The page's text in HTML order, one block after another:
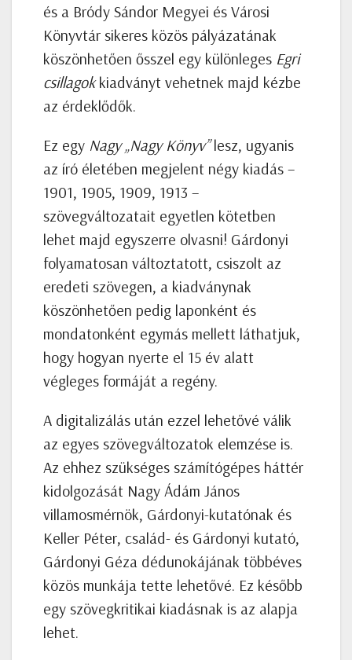
és a Bródy Sándor Megyei és Városi
Könyvtár sikeres közös pályázatának
köszönhetően ősszel egy különleges Egri
csillagokkiadványt vehetnek majd kézbe
az érdeklődők.
Ez egy Nagy „Nagy Könyv”lesz, ugyanis
az író életében megjelent négy kiadás –
1901, 1905, 1909, 1913 –
szövegváltozatait egyetlen kötetben
lehet majd egyszerre olvasni! Gárdonyi
folyamatosan változtatott, csiszolt az
eredeti szövegen, a kiadványnak
köszönhetően pedig laponként és
mondatonként egymás mellett láthatjuk,
hogy hogyan nyerte el 15 év alatt
végleges formáját a regény.
A digitalizálás után ezzel lehetővé válik
az egyes szövegváltozatok elemzése is.
Az ehhez szükséges számítógépes háttér
kidolgozását Nagy Ádám János
villamosmérnök, Gárdonyi-kutatónak és
Keller Péter, család- és Gárdonyi kutató,
Gárdonyi Géza dédunokájának többéves
közös munkája tette lehetővé. Ez később
egy szövegkritikai kiadásnak is az alapja
lehet.